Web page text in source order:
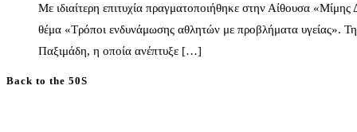
Με ιδιαίτερη επιτυχία πραγματοποιήθηκε στην Αίθουσα
θέμα «Τρόποι ενδυνάμωσης αθλητών με προβλήματα υγείας».
Παξιμάδη, η οποία ανέπτυξε […]
Back to the 50S